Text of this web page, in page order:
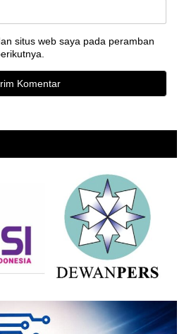
situs web saya pada peramban